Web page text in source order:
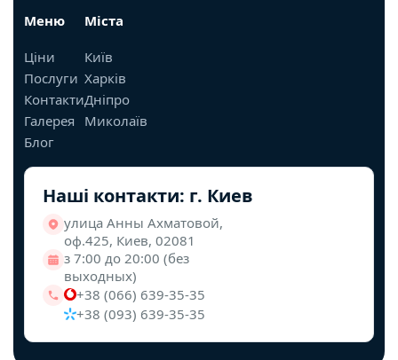
Меню
Ціни
Послуги
Контакти
Галерея
Блог
Міста
Київ
Харків
Дніпро
Миколаїв
Наші контакти: г. Киев
улица Анны Ахматовой,
оф.425, Киев, 02081
з 7:00 до 20:00 (без
выходных)
+38 (066) 639-35-35
+38 (093) 639-35-35